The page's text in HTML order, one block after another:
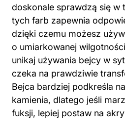
doskonale sprawdzą się w
tych farb zapewnia
dzięki czemu możesz
o umiarkowanej
unikaj używania bejcy w
czeka na prawdziwie
Bejca bardziej podkreśla
kamienia, dlatego jeśli
fuksji, lepiej postaw na